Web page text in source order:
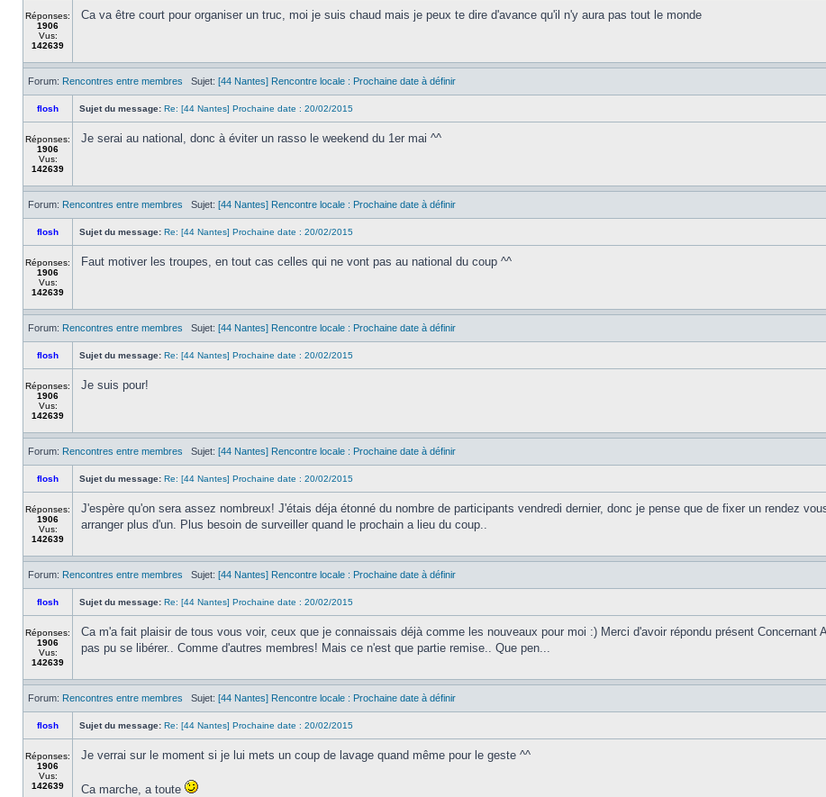
Réponses:
1906
Vus:
142639
Ca va être court pour organiser un truc, moi je suis chaud mais je peux te dire d'avance qu'il n'y aura pas tout le monde
Forum: Rencontres entre membres Sujet: [44 Nantes] Rencontre locale : Prochaine date à définir
flosh Sujet du message: Re: [44 Nantes] Prochaine date : 20/02/2015
Réponses:
1906
Vus:
142639
Je serai au national, donc à éviter un rasso le weekend du 1er mai ^^
Forum: Rencontres entre membres Sujet: [44 Nantes] Rencontre locale : Prochaine date à définir
flosh Sujet du message: Re: [44 Nantes] Prochaine date : 20/02/2015
Réponses:
1906
Vus:
142639
Faut motiver les troupes, en tout cas celles qui ne vont pas au national du coup ^^
Forum: Rencontres entre membres Sujet: [44 Nantes] Rencontre locale : Prochaine date à définir
flosh Sujet du message: Re: [44 Nantes] Prochaine date : 20/02/2015
Réponses:
1906
Vus:
142639
Je suis pour!
Forum: Rencontres entre membres Sujet: [44 Nantes] Rencontre locale : Prochaine date à définir
flosh Sujet du message: Re: [44 Nantes] Prochaine date : 20/02/2015
Réponses:
1906
Vus:
142639
J'espère qu'on sera assez nombreux! J'étais déja étonné du nombre de participants vendredi dernier, donc je pense que de fixer un rendez
arranger plus d'un. Plus besoin de surveiller quand le prochain a lieu du coup..
Forum: Rencontres entre membres Sujet: [44 Nantes] Rencontre locale : Prochaine date à définir
flosh Sujet du message: Re: [44 Nantes] Prochaine date : 20/02/2015
Réponses:
1906
Vus:
142639
Ca m'a fait plaisir de tous vous voir, ceux que je connaissais déjà comme les nouveaux pour moi :) Merci d'avoir répondu présent
pas pu se libérer.. Comme d'autres membres! Mais ce n'est que partie remise.. Que pen...
Forum: Rencontres entre membres Sujet: [44 Nantes] Rencontre locale : Prochaine date à définir
flosh Sujet du message: Re: [44 Nantes] Prochaine date : 20/02/2015
Réponses:
1906
Vus:
142639
Je verrai sur le moment si je lui mets un coup de lavage quand même pour le geste ^^
Ca marche, a toute